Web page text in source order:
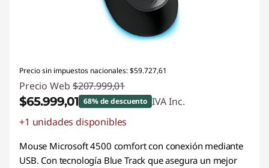
Precio sin impuestos nacionales: $59.727,61
Precio Web $207.999,01
$65.999,01 68% de descuento IVA Inc.
Descuento prod (inc IVA) :
+1 unidades disponibles
Mouse Microsoft 4500 comfort con conexión mediante
USB. Con tecnología Blue Track que asegura un mejor